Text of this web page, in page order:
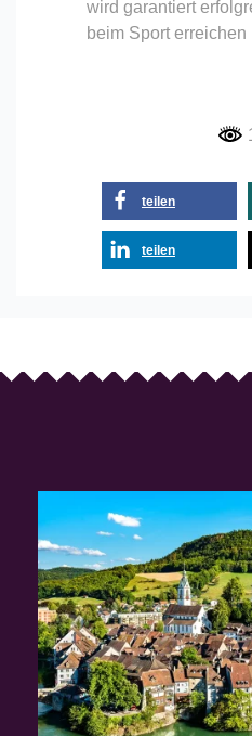
wird garantiert
beim Sport erreichen
teilen
teilen